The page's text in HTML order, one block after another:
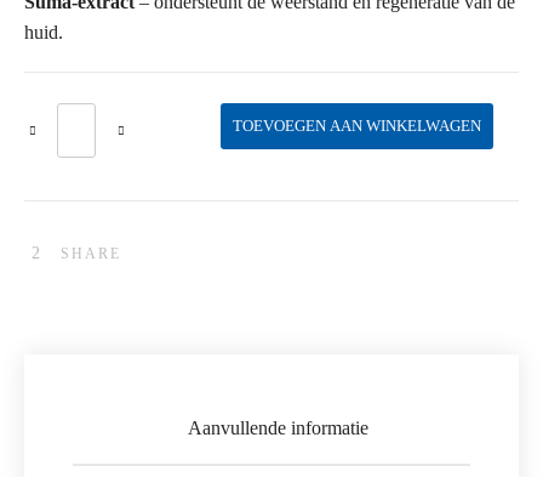
huid.
'h' Super Soothing Lotion aantalTOEVOEGEN AAN WINKELWAGEN
SHARE
Aanvullende informatie